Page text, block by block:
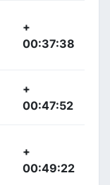
+
00:37:38
+
00:47:52
+
00:49:22